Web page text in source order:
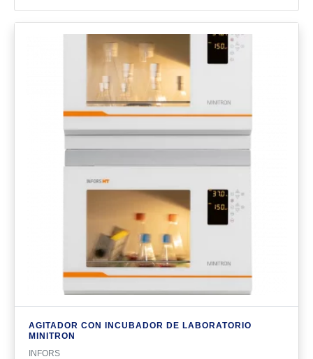
AGITADOR CON INCUBADOR DE LABORATORIO
MINITRON
INFORS